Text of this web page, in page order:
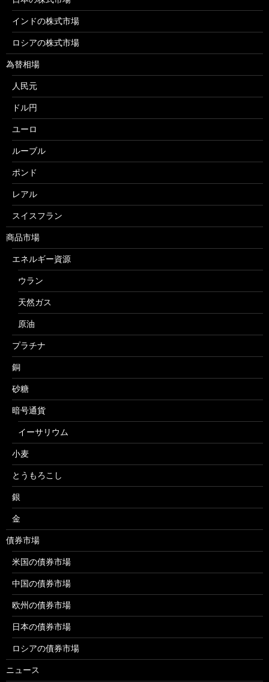
インドの株式市場
ロシアの株式市場
為替相場
人民元
ドル円
ユーロ
ルーブル
ポンド
レアル
スイスフラン
商品市場
エネルギー資源
ウラン
天然ガス
原油
プラチナ
銅
砂糖
暗号通貨
イーサリウム
小麦
とうもろこし
銀
金
債券市場
米国の債券市場
中国の債券市場
欧州の債券市場
日本の債券市場
ロシアの債券市場
ニュース